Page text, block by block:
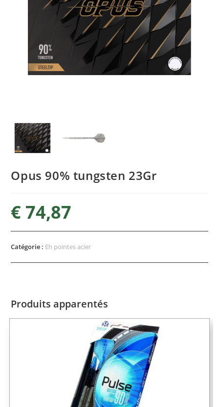
Opus 90% tungsten 23Gr
€ 74,87
Catégorie : Eh pointes acier
Produits apparentés